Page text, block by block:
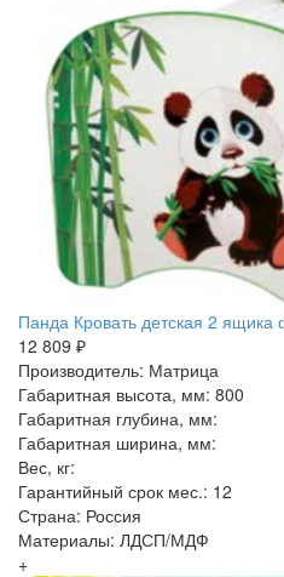
Панда Кровать детская 2 ящика
12 809 ₽
Производитель: Матрица
Габаритная высота, мм: 800
Габаритная глубина, мм:
Габаритная ширина, мм:
Вес, кг:
Гарантийный срок мес.: 12
Страна: Россия
Материалы: ЛДСП/МДФ
+